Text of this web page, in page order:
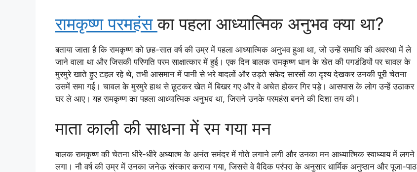
रामकृष्ण परमहंसका पहला आध्यात्मिक अनुभव क्या था?
बताया जाता है कि रामकृष्ण को छह-सात वर्ष की उम्र में पहला आध्यात्मिक अनुभव हुआ था, जो उन्हें समाधि की अवस्था में ले
जाने वाला था और जिसकी परिणति परम साक्षात्कार में हुई। एक दिन बालक रामकृष्ण धान के खेत की पगडंडियों पर चावल के
मुरमुरे खाते हुए टहल रहे थे, तभी आसमान में पानी से भरे बादलों और उड़ते सफेद सारसों का दृश्य देखकर उनकी पूरी चेतना
उसमें समा गई। चावल के मुरमुरे हाथ से छूटकर खेत में बिखर गए और वे अचेत होकर गिर पड़े। आसपास के लोग उन्हें उठाकर
घर ले आए। यह रामकृष्ण का पहला आध्यात्मिक अनुभव था, जिसने उनके परमहंस बनने की दिशा तय की।
माता काली की साधना में रम गया मन
बालक रामकृष्ण की चेतना धीरे-धीरे अध्यात्म के अनंत समंदर में गोते लगाने लगी और उनका मन आध्यात्मिक स्वाध्याय में लगने
लगा। नौ वर्ष की उम्र में उनका जनेऊ संस्कार कराया गया, जिससे वे वैदिक परंपरा के अनुसार धार्मिक अनुष्ठान और पूजा-पाठ